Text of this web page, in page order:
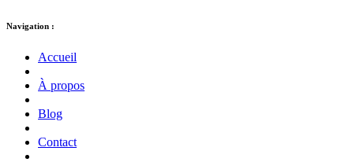
Navigation :
Accueil
À propos
Blog
Contact